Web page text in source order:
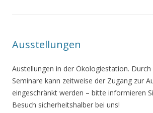
Ausstellungen
Austellungen in der Ökologiestation.
Seminare kann zeitweise der Zugang zur
eingeschränkt werden – bitte informieren
Besuch sicherheitshalber bei uns!